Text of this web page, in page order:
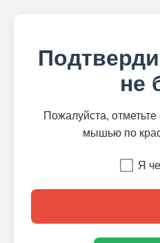
не
Пожалуйста,
мышью по
Я